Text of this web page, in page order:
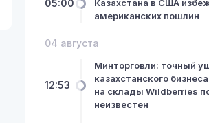
05:00
Казахстана в США
американских пошлин
04 августа
12:53
Минторговли: точный
казахстанского
на склады Wildberries
неизвестен